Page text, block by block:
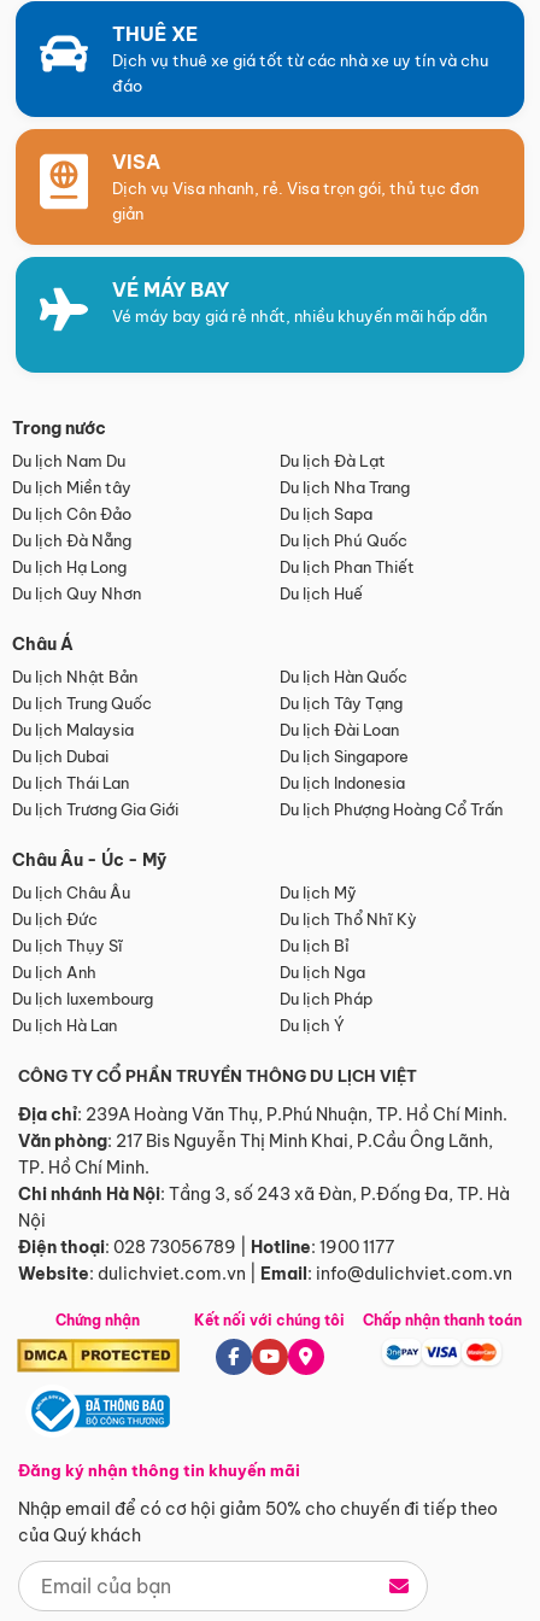
THUÊ XE
Dịch vụ thuê xe giá tốt từ các nhà xe uy tín và chu
đáo
VISA
Dịch vụ Visa nhanh, rẻ. Visa trọn gói, thủ tục đơn
giản
VÉ MÁY BAY
Vé máy bay giá rẻ nhất, nhiều khuyến mãi hấp dẫn
Trong nước
Du lịch Nam Du
Du lịch Đà Lạt
Du lịch Miền tây
Du lịch Nha Trang
Du lịch Côn Đảo
Du lịch Sapa
Du lịch Đà Nẵng
Du lịch Phú Quốc
Du lịch Hạ Long
Du lịch Phan Thiết
Du lịch Quy Nhơn
Du lịch Huế
Châu Á
Du lịch Nhật Bản
Du lịch Hàn Quốc
Du lịch Trung Quốc
Du lịch Tây Tạng
Du lịch Malaysia
Du lịch Đài Loan
Du lịch Dubai
Du lịch Singapore
Du lịch Thái Lan
Du lịch Indonesia
Du lịch Trương Gia Giới
Du lịch Phượng Hoàng Cổ Trấn
Châu Âu - Úc - Mỹ
Du lịch Châu Âu
Du lịch Mỹ
Du lịch Đức
Du lịch Thổ Nhĩ Kỳ
Du lịch Thụy Sĩ
Du lịch Bỉ
Du lịch Anh
Du lịch Nga
Du lịch luxembourg
Du lịch Pháp
Du lịch Hà Lan
Du lịch Ý
CÔNG TY CỔ PHẦN TRUYỀN THÔNG DU LỊCH VIỆT
Địa chỉ: 239A Hoàng Văn Thụ, P.Phú Nhuận, TP. Hồ Chí Minh.
Văn phòng: 217 Bis Nguyễn Thị Minh Khai, P.Cầu Ông Lãnh,
TP. Hồ Chí Minh.
Chi nhánh Hà Nội: Tầng 3, số 243 xã Đàn, P.Đống Đa, TP. Hà
Nội
Điện thoại: 028 73056789 Hotline: 1900 1177
Website: dulichviet.com.vn Email: info@dulichviet.com.vn
Chứng nhận
Đăng ký nhận thông tin khuyến mãi
Nhập email để có cơ hội giảm 50% cho chuyến đi tiếp theo
của Quý khách
Kết nối với chúng tôi Chấp nhận thanh toán